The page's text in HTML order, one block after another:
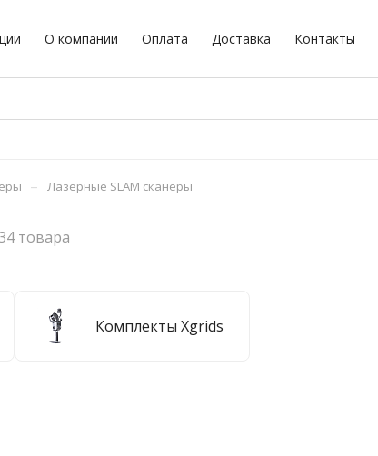
О компании Оплата Доставка Контакты
– Лазерные SLAM сканеры
товара
Комплекты Xgrids